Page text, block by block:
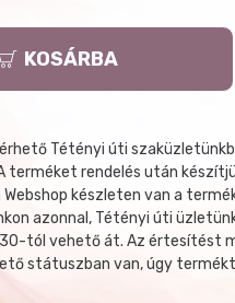
KOSÁRBA
Tétényi úti
terméket rendelés után
Webshop készleten van a
azonnal, Tétényi úti
tól vehető át. Az értesítést
státuszban van, úgy